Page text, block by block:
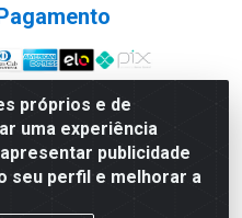
próprios e de
uma experiência
publicidade
seu perfil e melhorar a